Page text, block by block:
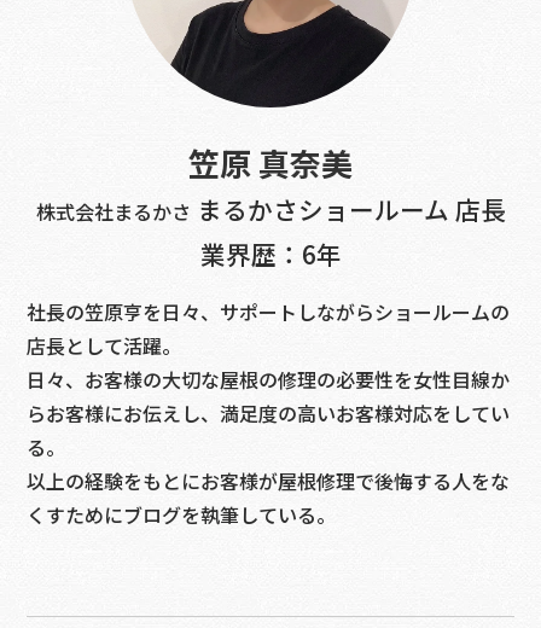
笠原 真奈美
株式会社まるかさ まるかさショールーム 店長
業界歴：6年
社長の笠原亨を日々、サポートしながらショールームの
店長として活躍。
日々、お客様の大切な屋根の修理の必要性を女性目線か
らお客様にお伝えし、満足度の高いお客様対応をしてい
る。
以上の経験をもとにお客様が屋根修理で後悔する人をな
くすためにブログを執筆している。